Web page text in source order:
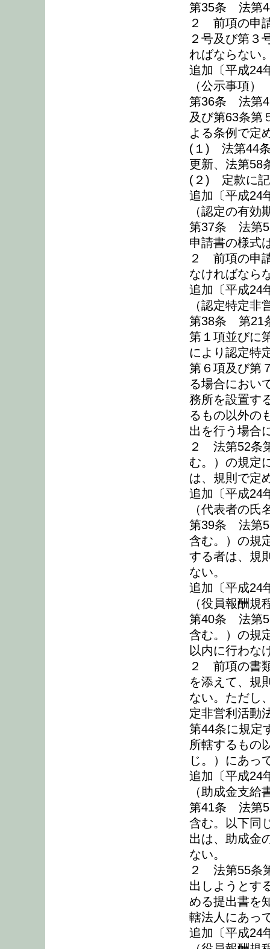
第35条 法第
２ 前項の申
２号及び第３
ればならない
追加〔平成24
（公示事項）
第36条 法第
及び第63条第
よる条例で定
(１) 法第44条
更新、法第58
(２) 定款に記
追加〔平成24
（認定の有効
第37条 法第
申請書の様式
２ 前項の申
なければなら
追加〔平成24
（認定特定
第38条 第21
第１項並びに
により認定特
第６項及び第
る場合におい
務所を設置す
るもの以外の
出を行う場合
２ 法第52条
む。）の規定
は、規則で定
追加〔平成24
（代表者の氏
第39条 法第
含む。）の規
する者は、規
ない。
追加〔平成24
（役員報酬規
第40条 法第
含む。）の規
以内に行わな
２ 前項の書
を添えて、規
ない。ただし
定非営利活動
第44条に規定
所轄するもの
じ。）にあっ
追加〔平成24
（助成金支給
第41条 法第
含む。以下同
出は、助成金
ない。
２ 法第55条
出しようとす
める提出書を
轄法人にあっ
追加〔平成24